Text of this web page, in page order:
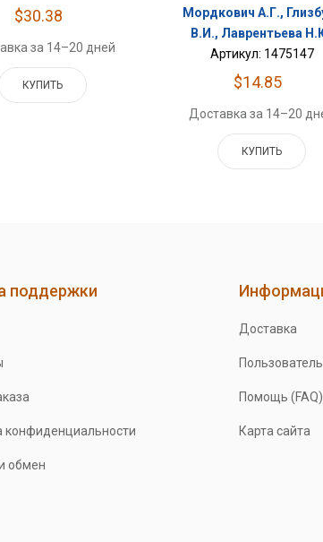
$30.38
за 14–20 дней
КУПИТЬ
Мордкович А.Г.,
В.И., Лаврентьева
Артикул: 1475147
$14.85
Доставка за 14–20
КУПИТЬ
поддержки
конфиденциальности
обмен
Доставка
Помощь (FAQ)
Карта сайта